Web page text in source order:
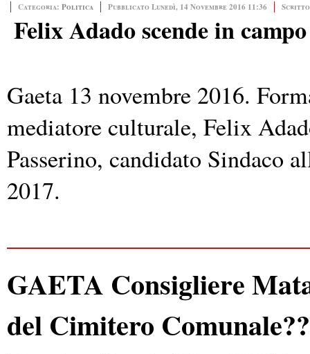
Categoria: Politica Pubblicato Lunedì, 14 Novembre 2016 11:36 Scritto
Felix Adado scende in
Gaeta 13 novembre 2016.
mediatore culturale, Felix
Passerino, candidato Sindaco
2017.
GAETA Consigliere
del Cimitero